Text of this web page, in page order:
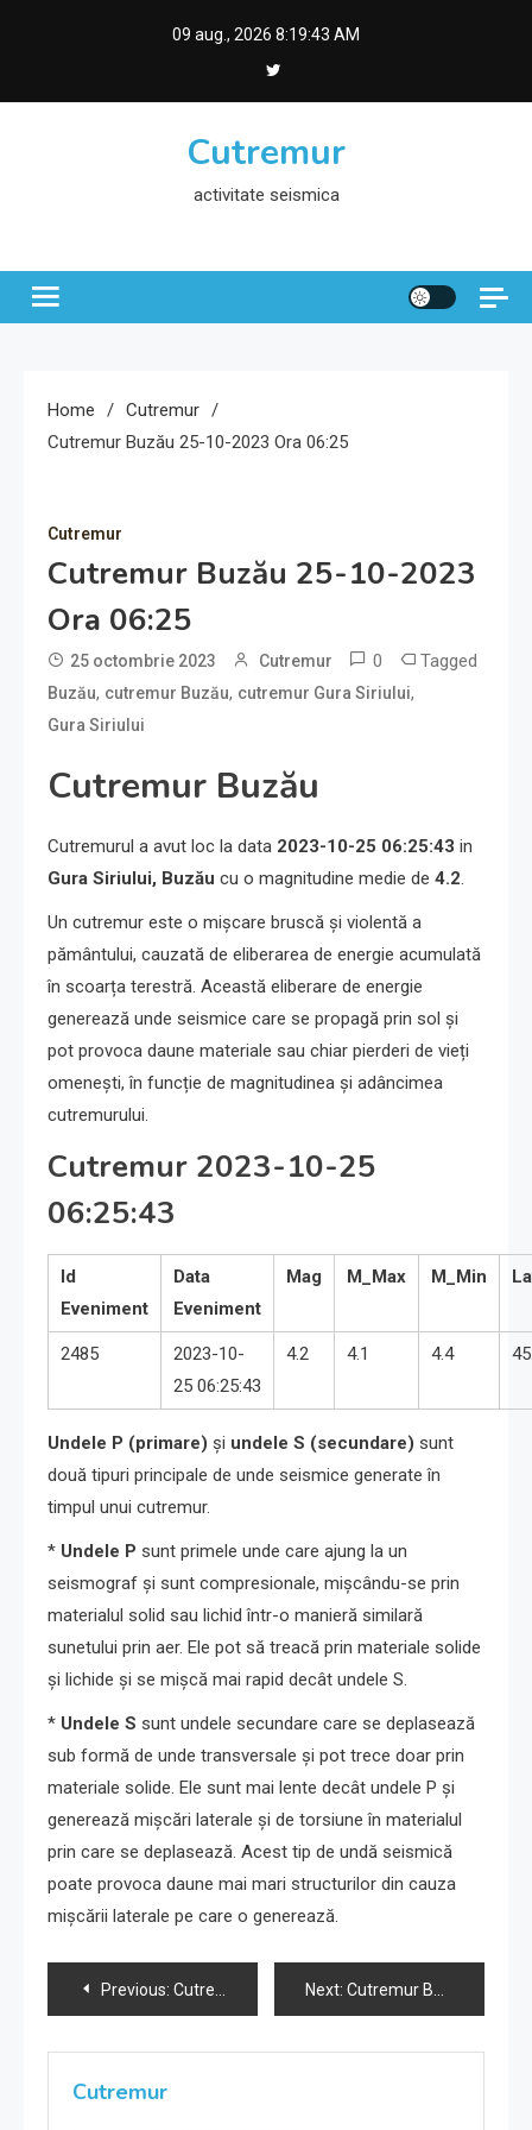
09 aug., 2026 8:19:44 AM
Cutremur
activitate seismica
Home
Cutremur
Cutremur Buzău 25-10-2023 Ora 06:25
Cutremur
Cutremur Buzău 25-10-2023
Ora 06:25
25 octombrie 2023 Cutremur 0 Tagged
Buzău, cutremur Buzău, cutremur Gura Siriului,
Gura Siriului
Cutremur Buzău
Cutremurul a avut loc la data 2023-10-25 06:25:43 in
Gura Siriului, Buzău cu o magnitudine medie de 4.2.
Un cutremur este o mișcare bruscă și violentă a
pământului, cauzată de eliberarea de energie acumulată
în scoarța terestră. Această eliberare de energie
generează unde seismice care se propagă prin sol și
pot provoca daune materiale sau chiar pierderi de vieți
omenești, în funcție de magnitudinea și adâncimea
cutremurului.
Cutremur 2023-10-25
06:25:43
Id
Eveniment
Data
Eveniment
Mag M_Max M_Min
2485
2023-10-
25 06:25:43
4.2 4.1 4.4
Undele P (primare) și undele S (secundare) sunt
două tipuri principale de unde seismice generate în
timpul unui cutremur.
* Undele P sunt primele unde care ajung la un
seismograf și sunt compresionale, mișcându-se prin
materialul solid sau lichid într-o manieră similară
sunetului prin aer. Ele pot să treacă prin materiale solide
și lichide și se mișcă mai rapid decât undele S.
* Undele S sunt undele secundare care se deplasează
sub formă de unde transversale și pot trece doar prin
materiale solide. Ele sunt mai lente decât undele P și
generează mișcări laterale și de torsiune în materialul
prin care se deplasează. Acest tip de undă seismică
poate provoca daune mai mari structurilor din cauza
mișcării laterale pe care o generează.
Navigare
în
articole
Previous: Cutremur Buzău 16-09-2023 ora 09:16 Next: Cutremur Buzău 25-10-2023 ora 16:07
Cutremur